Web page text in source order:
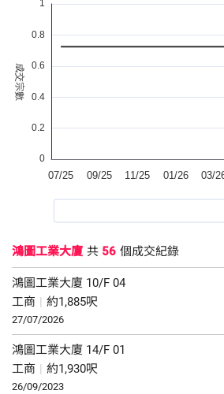
鴻圖工業大廈 共 56 個成交紀錄
鴻圖工業大廈 10/F 04
工商 | 約1,885呎
27/07/2026
鴻圖工業大廈 14/F 01
工商 | 約1,930呎
26/09/2023